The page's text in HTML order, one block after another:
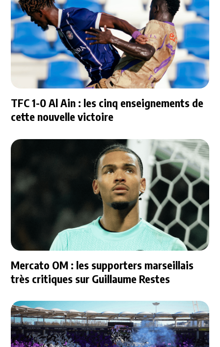
TFC 1-0 Al Ain : les cinq enseignements de
cette nouvelle victoire
Mercato OM : les supporters marseillais
très critiques sur Guillaume Restes